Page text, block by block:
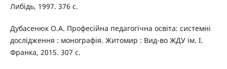
Либідь, 1997. 376 с.
Дубасенюк О.А. Професійна педагогічна освіта: системні
дослідження : монографія. Житомир : Вид-во ЖДУ ім. І.
Франка, 2015. 307 с.